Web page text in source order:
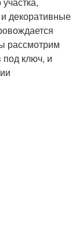
декоративные
рассмотрим
ключ, и